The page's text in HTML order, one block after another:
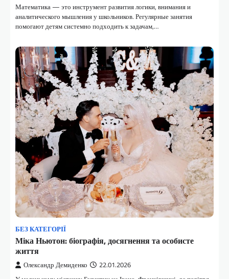
Математика — это инструмент развития логики, внимания и
аналитического мышления у школьников. Регулярные занятия
помогают детям системно подходить к задачам,…
БЕЗ КАТЕГОРІЇ
Міка Ньютон: біографія, досягнення та особисте
життя
Олександр Демиденко 22.01.2026